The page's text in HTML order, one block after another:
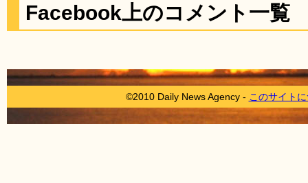
Facebook上のコメント一覧
©2010 Daily News Agency - このサイト